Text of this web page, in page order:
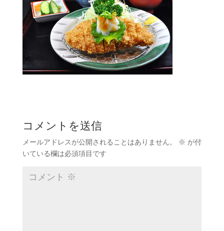
コメントを送信
メールアドレスが公開されることはありません。 ※ が付
いている欄は必須項目です